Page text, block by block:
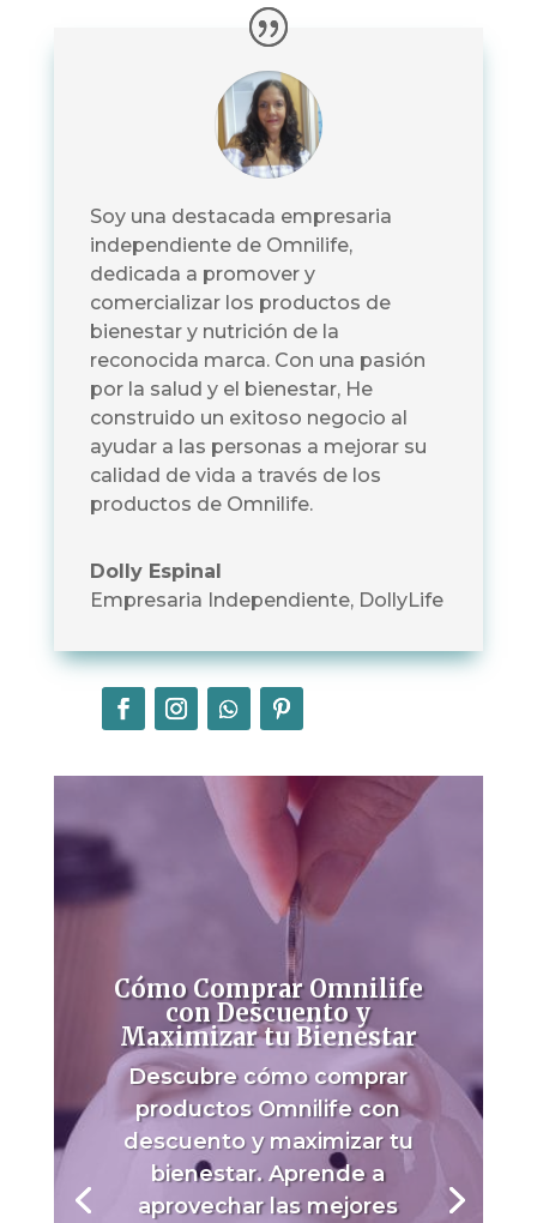
Soy una destacada empresaria
independiente de Omnilife,
dedicada a promover y
comercializar los productos de
bienestar y nutrición de la
reconocida marca. Con una pasión
por la salud y el bienestar, He
construido un exitoso negocio al
ayudar a las personas a mejorar su
calidad de vida a través de los
productos de Omnilife.
Dolly Espinal
Empresaria Independiente, DollyLife
Cómo Comprar Omnilife
con Descuento y
Maximizar tu Bienestar
Descubre cómo comprar
productos Omnilife con
descuento y maximizar tu
bienestar. Aprende a
aprovechar las mejores